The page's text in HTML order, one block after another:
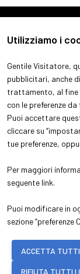
Utilizziamo i
Gentile Visitatore,
pubblicitari, anche
trattamento, al fine
con le preferenze
Puoi accettare
cliccare su
tue preferenze,
Per maggiori
seguente link.
Puoi modificare in
sezione
ACCETTA
RIFIUTA TUTTI I
ABOUT
Chi siamo
Aree espositive
Contatti
Perchè esporre
Info pratiche per
- Registro Imprese
Copyright &